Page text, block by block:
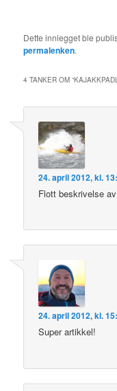
Dette innlegget ble
permalenken.
4 TANKER OM “
24. april 2012, kl.
Flott beskrivelse
24. april 2012, kl.
Super artikkel!